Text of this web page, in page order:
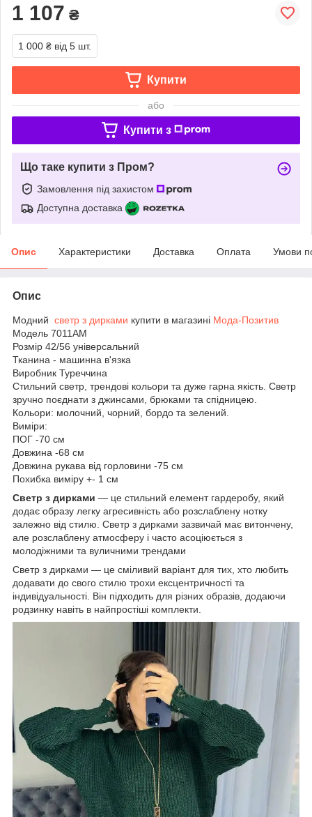
1 107 ₴
1 000 ₴ від 5 шт.
Купити
або
Купити з
Що таке купити з Пром?
Замовлення під захистом
Доступна доставка
Опис Характеристики Доставка Оплата Умови
Опис
Модний светр з дирками купити в магазині Мода-Позитив
Модель 7011АМ
Розмір 42/56 універсальний
Тканина - машинна в'язка
Виробник Туреччина
Стильний светр, трендові кольори та дуже гарна якість. Светр
зручно поєднати з джинсами, брюками та спідницею.
Кольори: молочний, чорний, бордо та зелений.
Виміри:
ПОГ -70 см
Довжина -68 см
Довжина рукава від горловини -75 см
Похибка виміру +- 1 см
Светр з дирками — це стильний елемент гардеробу, який
додає образу легку агресивність або розслаблену нотку
залежно від стилю. Светр з дирками зазвичай має витончену,
але розслаблену атмосферу і часто асоціюється з
молодіжними та вуличними трендами
Светр з дирками — це сміливий варіант для тих, хто любить
додавати до свого стилю трохи ексцентричності та
індивідуальності. Він підходить для різних образів, додаючи
родзинку навіть в найпростіші комплекти.